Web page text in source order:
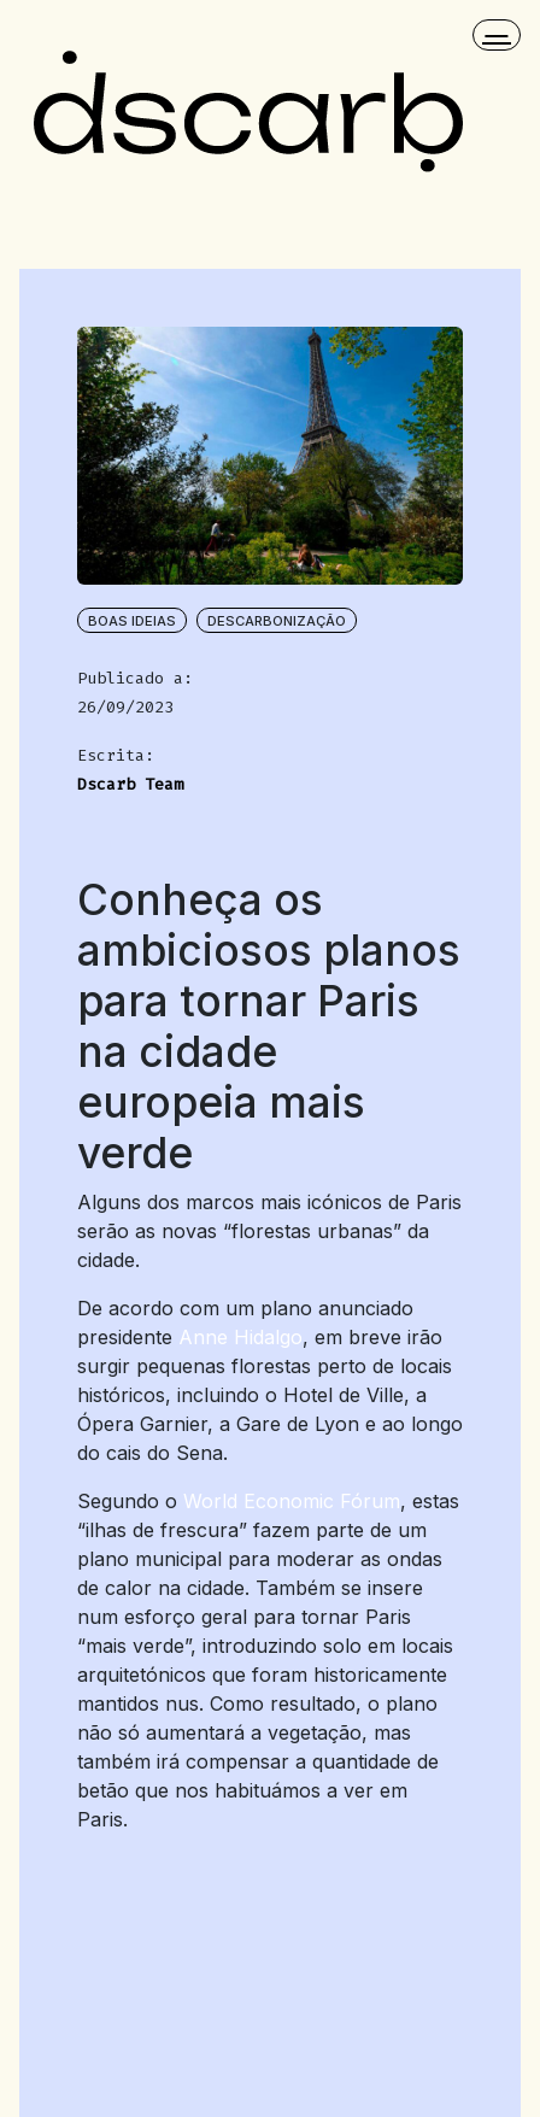
BOAS IDEIAS DESCARBONIZAÇÃO
Publicado a:
26/09/2023
Escrita:
Dscarb Team
Conheça os
ambiciosos planos
para tornar Paris
na cidade
europeia mais
verde
Alguns dos marcos mais icónicos de Paris
serão as novas “florestas urbanas” da
cidade.
De acordo com um plano anunciado
presidente Anne Hidalgo, em breve irão
surgir pequenas florestas perto de locais
históricos, incluindo o Hotel de Ville, a
Ópera Garnier, a Gare de Lyon e ao longo
do cais do Sena.
Segundo o World Economic Fórum, estas
“ilhas de frescura” fazem parte de um
plano municipal para moderar as ondas
de calor na cidade. Também se insere
num esforço geral para tornar Paris
“mais verde”, introduzindo solo em locais
arquitetónicos que foram historicamente
mantidos nus. Como resultado, o plano
não só aumentará a vegetação, mas
também irá compensar a quantidade de
betão que nos habituámos a ver em
Paris.